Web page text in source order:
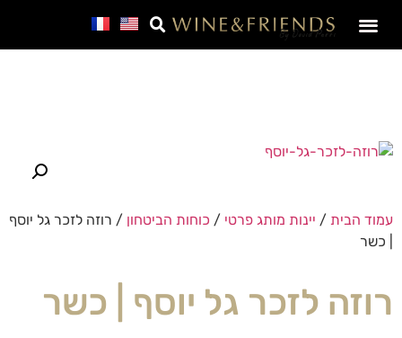
עמוד הבית / יינות מותג פרטי / כוחות הביטחון / רוזה לזכר גל יוסף
| כשר
רוזה לזכר גל יוסף | כשר